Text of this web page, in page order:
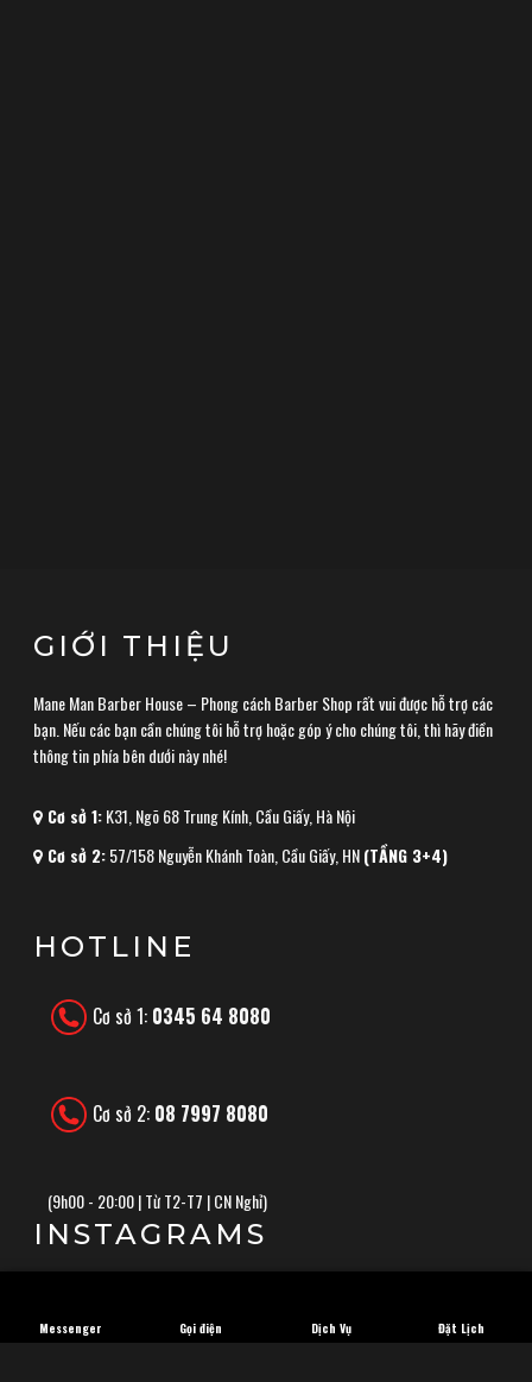
GIỚI THIỆU
Mane Man Barber House – Phong cách Barber Shop rất vui được hỗ trợ các
bạn. Nếu các bạn cần chúng tôi hỗ trợ hoặc góp ý cho chúng tôi, thì hãy điền
thông tin phía bên dưới này nhé!
Cơ sở 1:K31, Ngõ 68 Trung Kính, Cầu Giấy, Hà Nội
Cơ sở 2:57/158 Nguyễn Khánh Toàn, Cầu Giấy, HN(TẦNG 3+4)
HOTLINE
Cơ sở 1: 0345 64 8080
Cơ sở 2: 08 7997 8080
(9h00 - 20:00 | Từ T2-T7 | CN Nghỉ)
INSTAGRAMS
Đặt Lịch
Dịch Vụ
Gọi điện
Messenger